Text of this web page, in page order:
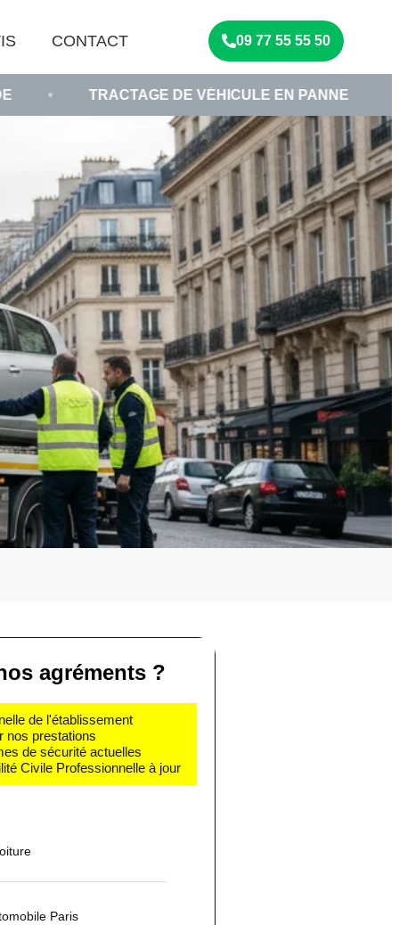
CONTACT 09 77 55 55 50
DE VÉHICULE EN PANNE •
agréments ?
de l'établissement
nos prestations
de sécurité actuelles
Civile Professionnelle à jour
Paris